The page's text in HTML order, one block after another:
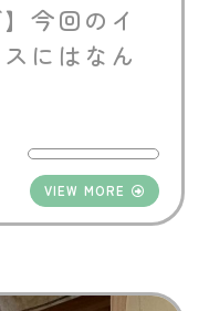
今回のイ
にはなん
VIEW MORE